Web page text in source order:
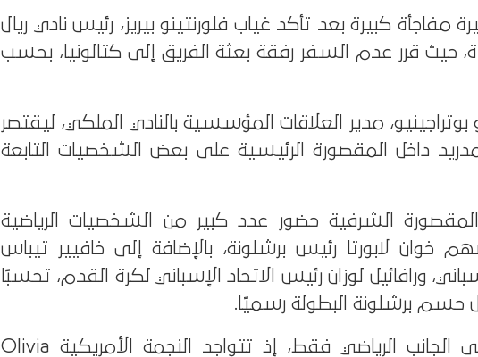
مفاجأة كبيرة بعد تأكد غياب فلورنتينو بيريز، رئيس نادي ريال
حيث قرر عدم السفر رفقة بعثة الفريق إلى كتالونيا، بحسب
مدير العلاقات المؤسسية بالنادي الملكي، ليقتصر
مدريد داخل المقصورة الرئيسية على بعض الشخصيات التابعة
الشرفية حضور عدد كبير من الشخصيات الرياضية
خوان لابورتا رئيس برشلونة، بالإضافة إلى خافيير تيباس
ورافائيل لوزان رئيس الاتحاد الإسباني لكرة القدم، تحسبًا
حسم برشلونة البطولة رسميًا.
ولن يقتصر الحضور على الجانب الرياضي فقط، إذ تتواجد النجمة الأمريكية Olivia